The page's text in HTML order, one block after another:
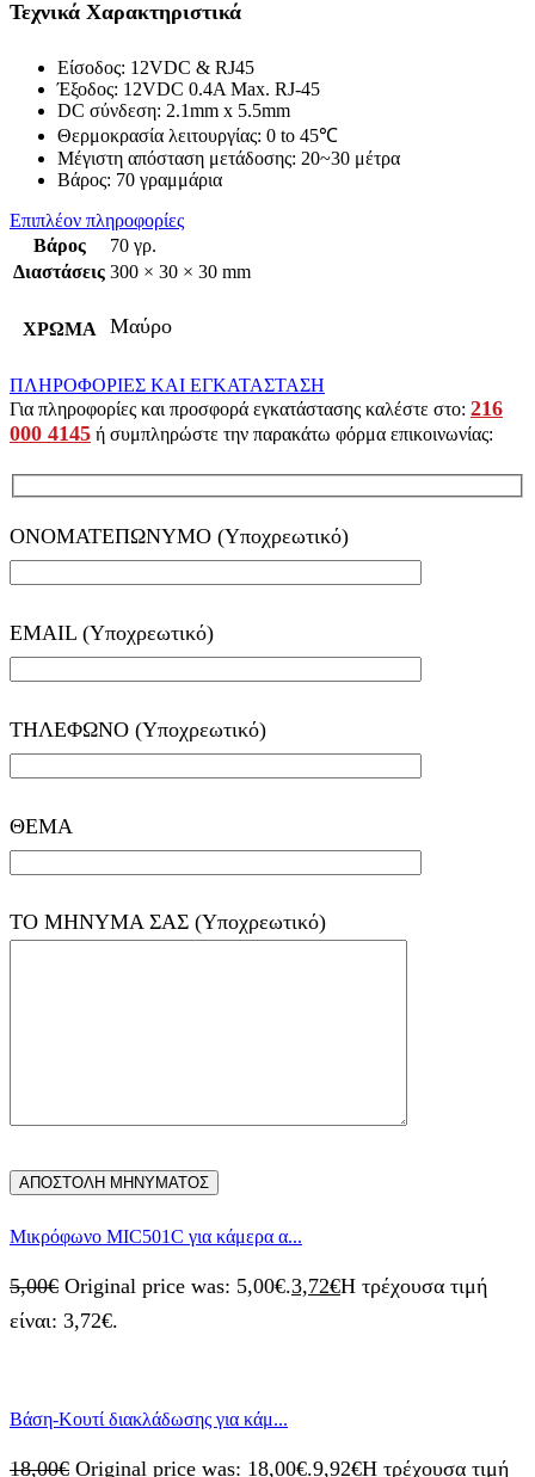
Τεχνικά Χαρακτηριστικά
Είσοδος: 12VDC & RJ45
Έξοδος: 12VDC 0.4A Max. RJ-45
DC σύνδεση: 2.1mm x 5.5mm
Θερμοκρασία λειτουργίας: 0 to 45℃
Μέγιστη απόσταση μετάδοσης: 20~30 μέτρα
Βάρος: 70 γραμμάρια
Επιπλέον πληροφορίες
Βάρος
70 γρ.
Διαστάσεις 300 × 30 × 30 mm
ΧΡΩΜΑ Μαύρο
ΠΛΗΡΟΦΟΡΙΕΣ ΚΑΙ ΕΓΚΑΤΑΣΤΑΣΗ
Για πληροφορίες και προσφορά εγκατάστασης καλέστε στο: 216
000 4145 ή συμπληρώστε την παρακάτω φόρμα επικοινωνίας:
ΟΝΟΜΑΤΕΠΩΝΥΜΟ (Υποχρεωτικό)
EMAIL (Υποχρεωτικό)
ΤΗΛΕΦΩΝΟ (Υποχρεωτικό)
ΘΕΜΑ
ΤΟ ΜΗΝΥΜΑ ΣΑΣ (Υποχρεωτικό)
Μικρόφωνο ΜΙC501C για κάμερα α...
5,00€ Original price was: 5,00€.3,72€Η τρέχουσα τιμή
είναι: 3,72€.
Bάση-Kουτί διακλάδωσης για κάμ...
18,00€ Original price was: 18,00€.9,92€Η τρέχουσα τιμή